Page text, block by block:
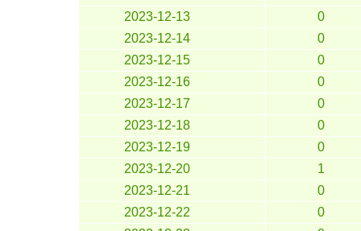
2023-12-13
0
2023-12-14
0
2023-12-15
0
2023-12-16
0
2023-12-17
0
2023-12-18
0
2023-12-19
0
2023-12-20
1
2023-12-21
0
2023-12-22
0